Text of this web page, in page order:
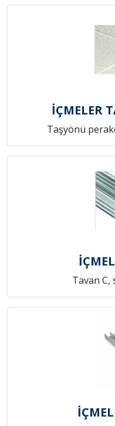
İÇMELER
Taşyönü
Tavan C,